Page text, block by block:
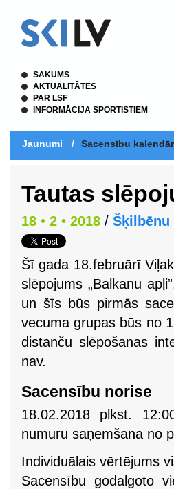
SĀKUMS
AKTUALITĀTES
PAR LSF
INFORMĀCIJA SPORTISTIEM
Jaunumi / Sacensību
Tautas
18 • 2 • 2018 / Šķilbēnu
Šī gada 18.februārī
slēpojums „Balkanu
un šīs būs pirmās
vecuma grupas būs no
distanču slēpošanas
nav.
Sacensību norise
18.02.2018 plkst.
numuru saņemšana no
Individuālais vērtējums
Sacensību godalgoto